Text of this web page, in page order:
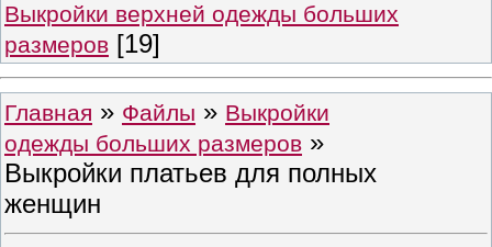
Выкройки верхней одежды больших
размеров [19]
Главная » Файлы » Выкройки
одежды больших размеров »
Выкройки платьев для полных
женщин